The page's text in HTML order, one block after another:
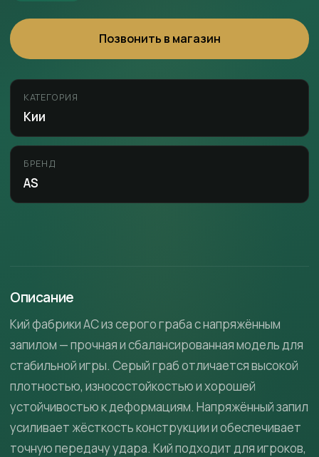
Позвонить в магазин
КАТЕГОРИЯ
Кии
БРЕНД
AS
Описание
Кий фабрики АС из серого граба с напряжённым
запилом — прочная и сбалансированная модель для
стабильной игры. Серый граб отличается высокой
плотностью, износостойкостью и хорошей
устойчивостью к деформациям. Напряжённый запил
усиливает жёсткость конструкции и обеспечивает
точную передачу удара. Кий подходит для игроков,